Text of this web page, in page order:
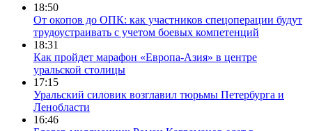
18:50
От окопов до ОПК: как участников спецоперации будут
трудоустраивать с учетом боевых компетенций
18:31
Как пройдет марафон «Европа-Азия» в центре
уральской столицы
17:15
Уральский силовик возглавил тюрьмы Петербурга и
Ленобласти
16:46